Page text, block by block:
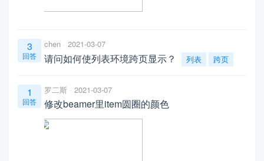
3
回答
chen 2021-03-07
请问如何使列表环境跨页显示？ 列表 跨页
1
回答
罗二斯 2021-03-07
修改beamer里item圆圈的颜色